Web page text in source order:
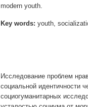
modern youth.
Key words: youth,
Исследование проблем
социальной идентичности
социогуманитарных